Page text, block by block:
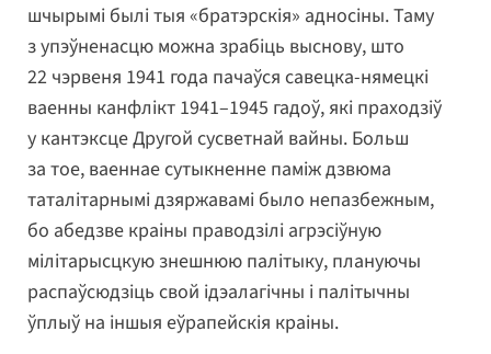
шчырымі былі тыя «братэрскія» адносіны. Таму
з упэўненасцю можна зрабіць выснову, што
22 чэрвеня 1941 года пачаўся савецка-нямецкі
ваенны канфлікт 1941–1945 гадоў, які праходзіў
у кантэксце Другой сусветнай вайны. Больш
за тое, ваеннае сутыкненне паміж дзвюма
таталітарнымі дзяржавамі было непазбежным,
бо абедзве краіны праводзілі агрэсіўную
мілітарысцкую знешнюю палітыку, плануючы
распаўсюдзіць свой ідэалагічны і палітычны
ўплыў на іншыя еўрапейскія краіны.